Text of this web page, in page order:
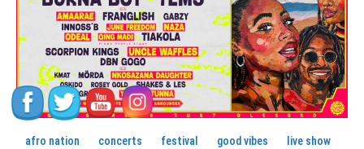
afro nation concerts festival good vibes live show